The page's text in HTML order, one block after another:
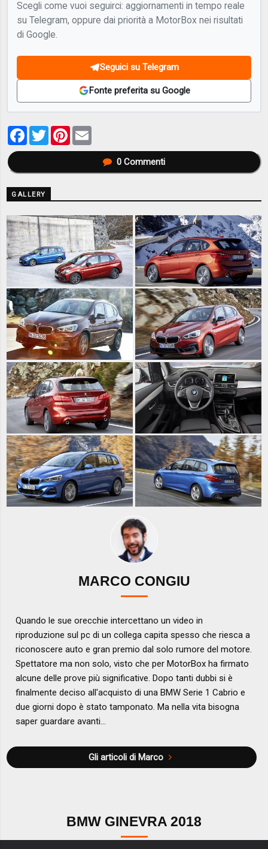
Scegli come vuoi seguirci: aggiornamenti in tempo reale
su Telegram, oppure dai priorità a MotorBox nei risultati
di Google.
Seguici su Telegram
Fonte preferita su Google
Facebook
TwitterPinterest
0Commenti
GALLERY
MARCO CONGIU
Quando le sue orecchie intercettano un video in
riproduzione sul pc di un collega capita spesso che riesca a
riconoscere auto e gran premio dal solo rumore del motore.
Spettatore ma non solo, visto che per MotorBox ha firmato
alcune delle prove più significative. Dopo tanti dubbi si è
finalmente deciso all'acquisto di una BMW Serie 1 Cabrio e
due giorni dopo è stato tamponato. Ma nella vita bisogna
saper guardare avanti...
Gli articoli di Marco
BMW GINEVRA 2018